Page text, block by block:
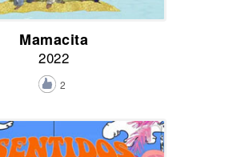
Mamacita
2022
2